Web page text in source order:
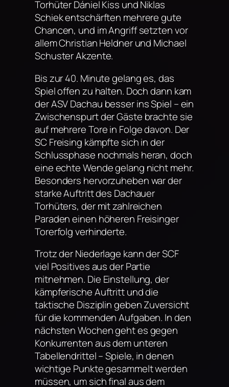
Torhüter Dániel Kiss und Niklas
Schiek entschärften mehrere gute
Chancen, und im Angriff setzten vor
allem Christian Heldner und Michael
Schuster Akzente.
Bis zur 40. Minute gelang es, das
Spiel offen zu halten. Doch dann kam
der ASV Dachau besser ins Spiel – ein
Zwischenspurt der Gäste brachte sie
auf mehrere Tore in Folge davon. Der
SC Freising kämpfte sich in der
Schlussphase nochmals heran, doch
eine echte Wende gelang nicht mehr.
Besonders hervorzuheben war der
starke Auftritt des Dachauer
Torhüters, der mit zahlreichen
Paraden einen höheren Freisinger
Torerfolg verhinderte.
Trotz der Niederlage kann der SCF
viel Positives aus der Partie
mitnehmen. Die Einstellung, der
kämpferische Auftritt und die
taktische Disziplin geben Zuversicht
für die kommenden Aufgaben. In den
nächsten Wochen geht es gegen
Konkurrenten aus dem unteren
Tabellendrittel – Spiele, in denen
wichtige Punkte gesammelt werden
müssen, um sich final aus dem